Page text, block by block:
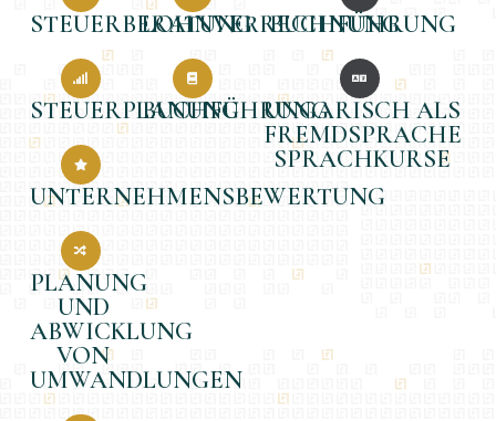
STEUERBERATUNG
STEUERPLANUNG
UNTERNEHMENSBEWERTUNG
PLANUNG
UND
ABWICKLUNG
VON
UMWANDLUNGEN
LOHNVERRECHNUNG
BUCHFÜHRUNG
BUCHFÜHRUNG
UNGARISCH ALS
FREMDSPRACHE
SPRACHKURSE